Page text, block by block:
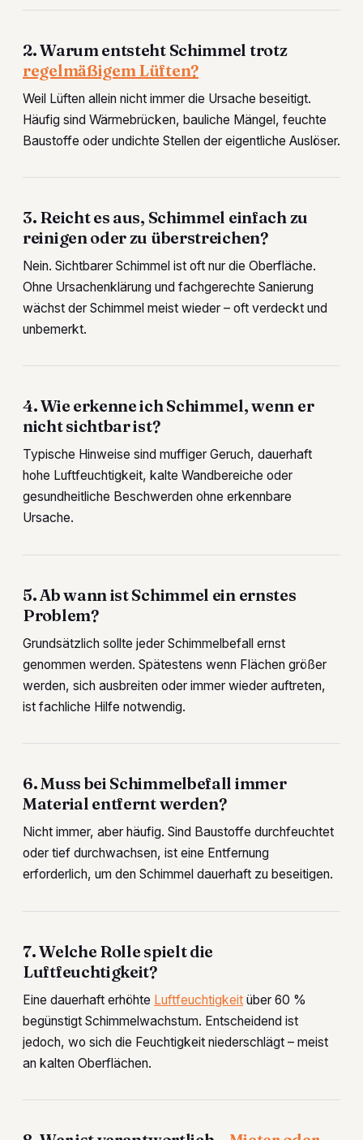
2. Warum entsteht Schimmel trotz
regelmäßigem Lüften?
Weil Lüften allein nicht immer die Ursache beseitigt.
Häufig sind Wärmebrücken, bauliche Mängel, feuchte
Baustoffe oder undichte Stellen der eigentliche Auslöser.
3. Reicht es aus, Schimmel einfach zu
reinigen oder zu überstreichen?
Nein. Sichtbarer Schimmel ist oft nur die Oberfläche.
Ohne Ursachenklärung und fachgerechte Sanierung
wächst der Schimmel meist wieder – oft verdeckt und
unbemerkt.
4. Wie erkenne ich Schimmel, wenn er
nicht sichtbar ist?
Typische Hinweise sind muffiger Geruch, dauerhaft
hohe Luftfeuchtigkeit, kalte Wandbereiche oder
gesundheitliche Beschwerden ohne erkennbare
Ursache.
5. Ab wann ist Schimmel ein ernstes
Problem?
Grundsätzlich sollte jeder Schimmelbefall ernst
genommen werden. Spätestens wenn Flächen größer
werden, sich ausbreiten oder immer wieder auftreten,
ist fachliche Hilfe notwendig.
6. Muss bei Schimmelbefall immer
Material entfernt werden?
Nicht immer, aber häufig. Sind Baustoffe durchfeuchtet
oder tief durchwachsen, ist eine Entfernung
erforderlich, um den Schimmel dauerhaft zu beseitigen.
7. Welche Rolle spielt die
Luftfeuchtigkeit?
Eine dauerhaft erhöhte Luftfeuchtigkeit über 60 %
begünstigt Schimmelwachstum. Entscheidend ist
jedoch, wo sich die Feuchtigkeit niederschlägt – meist
an kalten Oberflächen.